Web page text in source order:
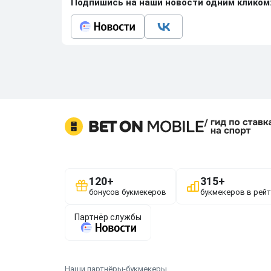
Подпишись на наши новости одним
Наши партнёры-букмекеры